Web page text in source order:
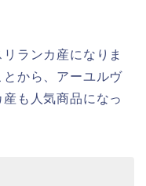
ランカ産になりま
から、アーユルヴ
も人気商品になっ